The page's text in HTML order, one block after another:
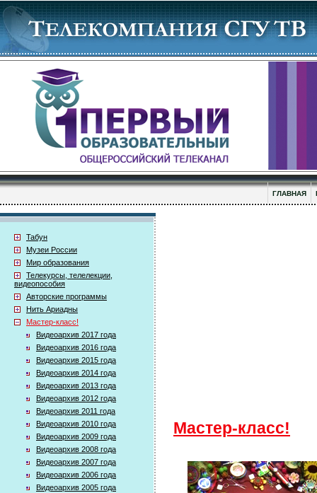
ГЛАВНАЯ
Табун
Музеи России
Мир образования
Телекурсы, телелекции,
видеопособия
Авторские программы
Нить Ариадны
Мастер-класс!
Видеоархив 2017 года
Видеоархив 2016 года
Видеоархив 2015 года
Видеоархив 2014 года
Видеоархив 2013 года
Видеоархив 2012 года
Видеоархив 2011 года
Видеоархив 2010 года
Видеоархив 2009 года
Видеоархив 2008 года
Видеоархив 2007 года
Видеоархив 2006 года
Видеоархив 2005 года
Мастер-класс!